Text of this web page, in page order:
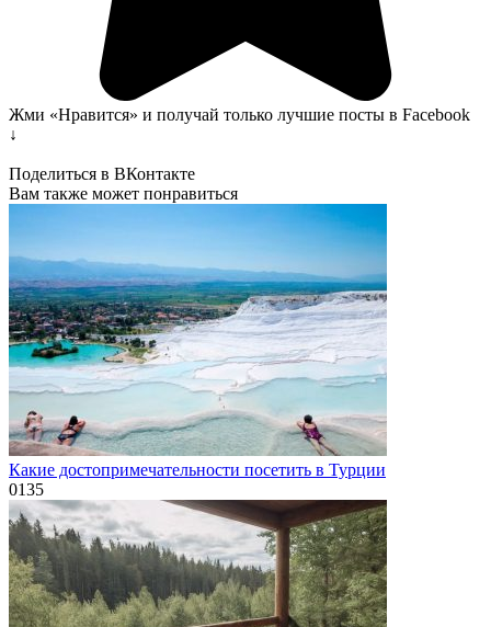
Жми «Нравится» и получай только лучшие посты в Facebook
↓
Поделиться в ВКонтакте
Вам также может понравиться
Какие достопримечательности посетить в Турции
0135